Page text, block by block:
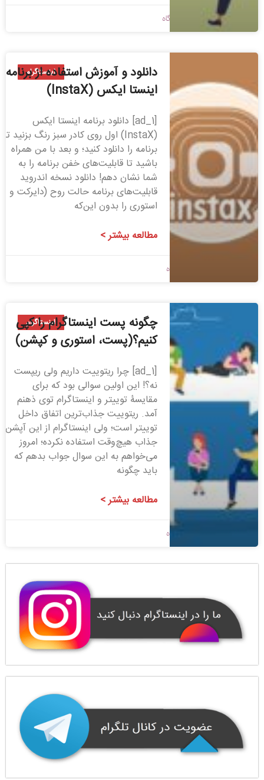
1400/04/27 بدون دیدگاه
اینستاگرام
دانلود و آموزش استفاده از برنامه
اینستا ایکس (InstaX)
[ad_1] دانلود برنامه اینستا ایکس
(InstaX) اول روی کادر سبز رنگ بزنید تا
برنامه را دانلود کنید؛ و بعد با من همراه
باشید تا قابلیت‌های خفن برنامه را به
شما نشان دهم! دانلود نسخه اندروید
قابلیت‌های برنامه حالت روح (دایرکت و
استوری را بدون این‌که
مطالعه بیشتر >
بدون دیدگاه
اینستاگرام
چگونه پست اینستاگرام را کپی
کنیم؟(پست، استوری و کپشن)
[ad_1] چرا ریتوییت داریم ولی ریپست
نه؟! این اولین سوالی بود که برای
مقایسۀ توییتر و اینستاگرام توی ذهنم
آمد. ریتوییت جذاب‌ترین اتفاق داخل
توییتر است؛ ولی اینستاگرام از این آپشن
جذاب هیچ‌وقت استفاده نکرده؛ امروز
می‌خواهم به این سوال جواب بدهم که
باید چگونه
مطالعه بیشتر >
بدون دیدگاه